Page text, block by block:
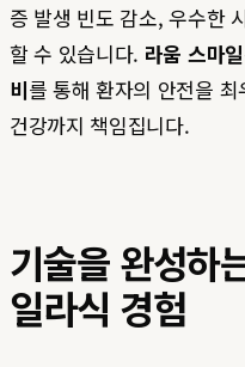
증 발생 빈도 감소, 우수한
할 수 있습니다. 라움 스마일
비를 통해 환자의 안전을
건강까지 책임집니다.
기술을 완성하
일라식 경험